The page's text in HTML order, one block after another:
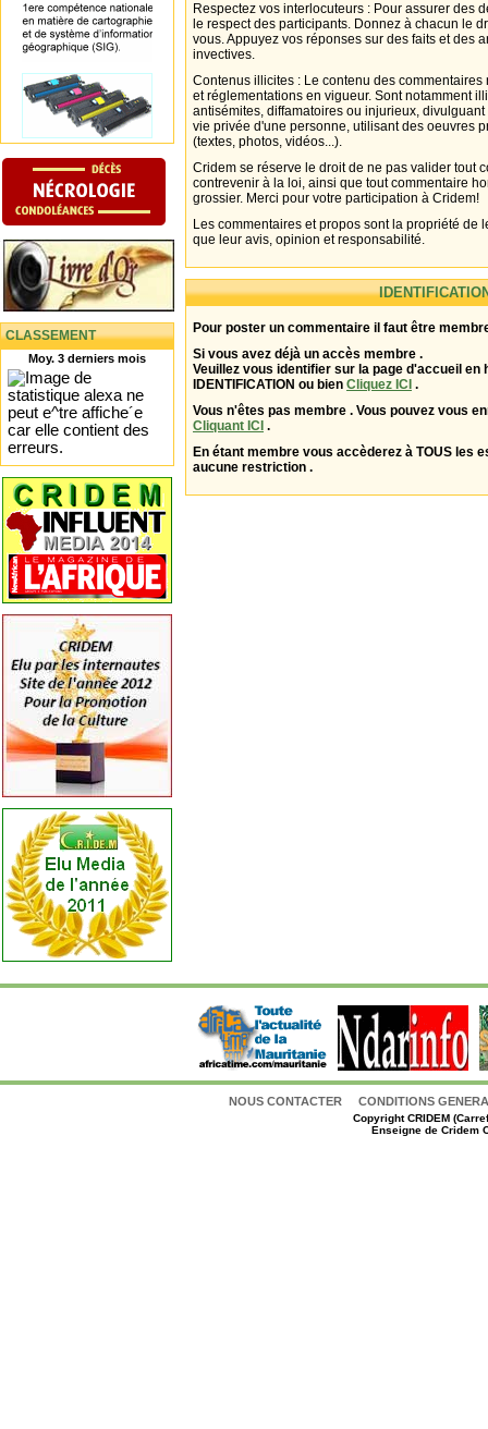
CLASSEMENT
Moy. 3 derniers mois
Respectez vos interlocuteurs : Pour assurer des
le respect des participants. Donnez à chacun le
vous. Appuyez vos réponses sur des faits et des
invectives.
Contenus illicites : Le contenu des
et réglementations en vigueur. Sont notamment
antisémites, diffamatoires ou injurieux,
vie privée d'une personne, utilisant des oeuvres
(textes, photos, vidéos...).
Cridem se réserve le droit de ne pas valider tout
contrevenir à la loi, ainsi que tout commentaire
grossier. Merci pour votre participation à Cridem!
Les commentaires et propos sont la propriété de
que leur avis, opinion et responsabilité.
Pour poster un commentaire il faut être
Si vous avez déjà un accès membre .
Veuillez vous identifier sur la page d'accueil en
IDENTIFICATION ou bien Cliquez ICI .
Vous n'êtes pas membre . Vous pouvez vous
Cliquant ICI .
En étant membre vous accèderez à TOUS les
aucune restriction .
NOUS CONTACTER CONDITIONS
CopyrightCRIDEM
Enseigne de Cridem